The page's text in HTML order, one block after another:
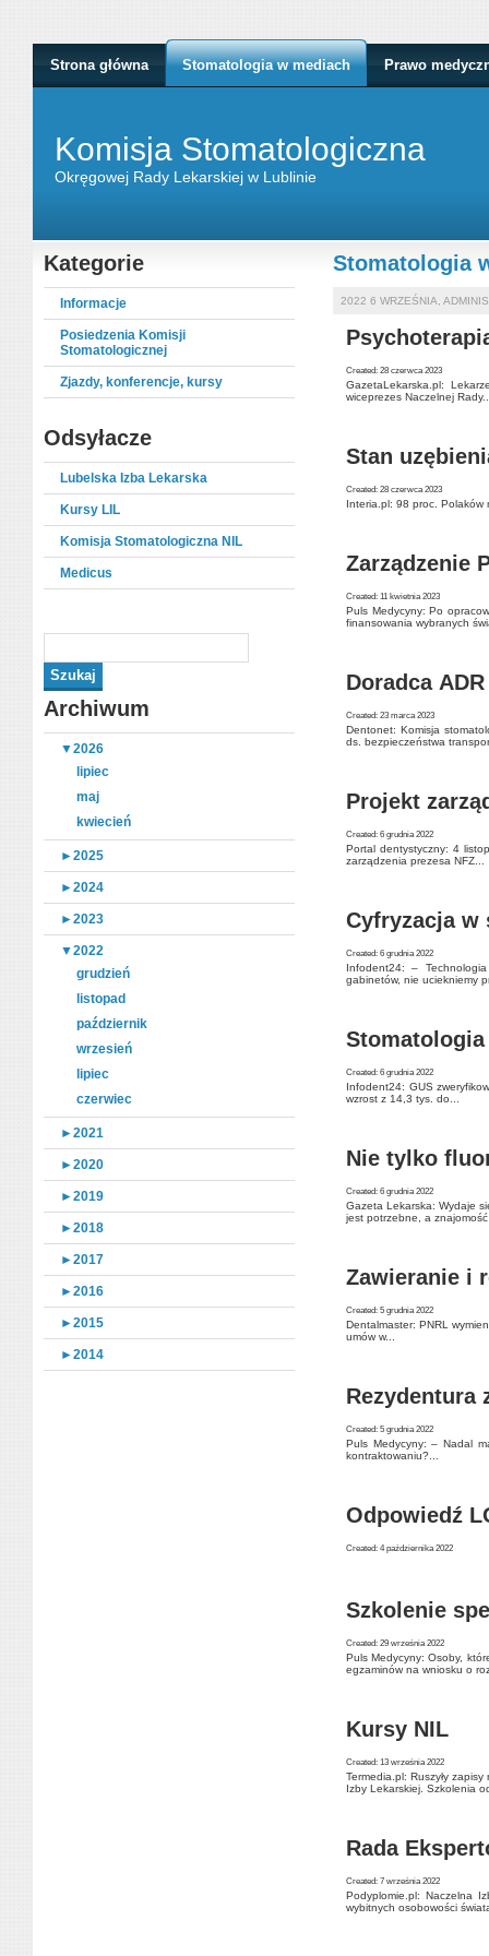
Strona główna Stomatologia w mediach Prawo
Komisja Stomatologiczna
Okręgowej Rady Lekarskiej w Lublinie
Kategorie
Informacje
Posiedzenia Komisji
Stomatologicznej
Zjazdy, konferencje, kursy
Odsyłacze
Lubelska Izba Lekarska
Kursy LIL
Komisja Stomatologiczna NIL
Medicus
Archiwum
▼2026
lipiec
maj
kwiecień
►2025
►2024
►2023
▼2022
grudzień
listopad
październik
wrzesień
lipiec
czerwiec
►2021
►2020
►2019
►2018
►2017
►2016
►2015
►2014
Stomatologia
2022 6 WRZEŚNIA,
Created: 28 czerwca 2023
GazetaLekarska.pl:
wiceprezes Naczelnej
Stan
Created: 28 czerwca 2023
Interia.pl: 98 proc. Polaków
Zarządzenie
Created: 11 kwietnia 2023
Puls Medycyny: Po
finansowania wybranych
Doradca ADR
Created: 23 marca 2023
Dentonet: Komisja
ds. bezpieczeństwa
Projekt
Created: 6 grudnia 2022
Portal dentystyczny: 4
zarządzenia prezesa NFZ...
Cyfryzacja
Created: 6 grudnia 2022
Infodent24: –
gabinetów, nie uciekniemy
Created: 6 grudnia 2022
Infodent24: GUS
wzrost z 14,3 tys. do...
Nie tylko
Created: 6 grudnia 2022
Gazeta Lekarska: Wydaje
jest potrzebne, a
Zawieranie i
Created: 5 grudnia 2022
Dentalmaster: PNRL
umów w...
Rezydentura
Created: 5 grudnia 2022
Puls Medycyny: – Nadal
kontraktowaniu?...
Odpowiedź
Created: 4 października 2022
Szkolenie
Created: 29 września 2022
Puls Medycyny: Osoby,
egzaminów na wniosku o
Kursy NIL
Created: 13 września 2022
Termedia.pl: Ruszyły
Izby Lekarskiej. Szkolenia
Rada
Created: 7 września 2022
Podyplomie.pl: Naczelna
wybitnych osobowości